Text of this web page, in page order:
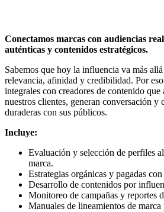
Conectamos marcas con audiencias
auténticas y contenidos estratégicos.
Sabemos que hoy la influencia va más
relevancia, afinidad y credibilidad. Por
integrales con creadores de contenido
nuestros clientes, generan conversación y
duraderas con sus públicos.
Incluye:
Evaluación y selección de perfiles
marca.
Estrategias orgánicas y pagadas
Desarrollo de contenidos por
Monitoreo de campañas y reportes
Manuales de lineamientos de